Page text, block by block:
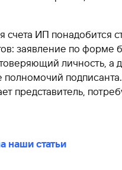
счета ИП понадобится
заявление по форме
личность, а
полномочий
представитель,
наши статьи